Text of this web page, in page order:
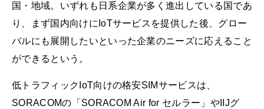
国・地域。いずれも日系企業が多く進出している国であ
り、まず国内向けにIoTサービスを提供した後、グロー
バルにも展開したいといった企業のニーズに応えること
ができるという。
低トラフィックIoT向けの格安SIMサービスは、
SORACOMの「SORACOM Air for セルラー」やIIJグ